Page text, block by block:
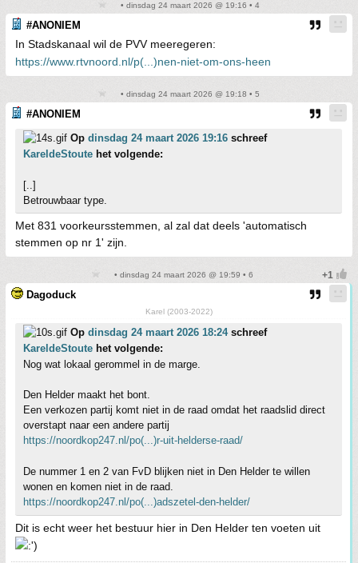
• dinsdag 24 maart 2026 @ 19:16 • 4
#ANONIEM
In Stadskanaal wil de PVV meeregeren:
https://www.rtvnoord.nl/p(...)nen-niet-om-ons-heen
• dinsdag 24 maart 2026 @ 19:18 • 5
#ANONIEM
Op dinsdag 24 maart 2026 19:16 schreef
KareldeStoute het volgende:
[..]
Betrouwbaar type.
Met 831 voorkeursstemmen, al zal dat deels 'automatisch
stemmen op nr 1' zijn.
• dinsdag 24 maart 2026 @ 19:59 • 6
Dagoduck
Karel (2003-2022)
Op dinsdag 24 maart 2026 18:24schreef
KareldeStoute het volgende:
Nog wat lokaal gerommel in de marge.
Den Helder maakt het bont.
Een verkozen partij komt niet in de raad omdat het raadslid direct
overstapt naar een andere partij
https://noordkop247.nl/po(...)r-uit-helderse-raad/
De nummer 1 en 2 van FvD blijken niet in Den Helder te willen
wonen en komen niet in de raad.
https://noordkop247.nl/po(...)adszetel-den-helder/
Dit is echt weer het bestuur hier in Den Helder ten voeten uit